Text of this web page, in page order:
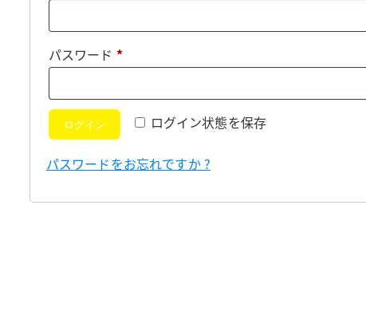
パスワード *必
ログイン状態を保存
ログイン
パスワードをお忘れですか ?